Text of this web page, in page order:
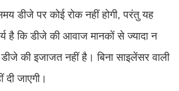
डीजे पर कोई रोक नहीं होगी, परंतु यह
है कि डीजे की आवाज मानकों से ज्यादा न
की इजाजत नहीं है। बिना साइलेंसर वाली
जाएगी।